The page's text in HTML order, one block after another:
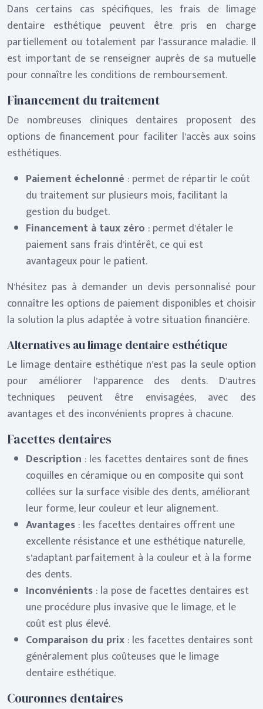
Dans certains cas spécifiques, les frais de limage
dentaire esthétique peuvent être pris en charge
partiellement ou totalement par l’assurance maladie. Il
est important de se renseigner auprès de sa mutuelle
pour connaître les conditions de remboursement.
Financement du traitement
De nombreuses cliniques dentaires proposent des
options de financement pour faciliter l’accès aux soins
esthétiques.
Paiement échelonné : permet de répartir le coût
du traitement sur plusieurs mois, facilitant la
gestion du budget.
Financement à taux zéro : permet d’étaler le
paiement sans frais d’intérêt, ce qui est
avantageux pour le patient.
N’hésitez pas à demander un devis personnalisé pour
connaître les options de paiement disponibles et choisir
la solution la plus adaptée à votre situation financière.
Alternatives au limage dentaire esthétique
Le limage dentaire esthétique n’est pas la seule option
pour améliorer l’apparence des dents. D’autres
techniques peuvent être envisagées, avec des
avantages et des inconvénients propres à chacune.
Facettes dentaires
Description : les facettes dentaires sont de fines
coquilles en céramique ou en composite qui sont
collées sur la surface visible des dents, améliorant
leur forme, leur couleur et leur alignement.
Avantages : les facettes dentaires offrent une
excellente résistance et une esthétique naturelle,
s’adaptant parfaitement à la couleur et à la forme
des dents.
Inconvénients : la pose de facettes dentaires est
une procédure plus invasive que le limage, et le
coût est plus élevé.
Comparaison du prix : les facettes dentaires sont
généralement plus coûteuses que le limage
dentaire esthétique.
Couronnes dentaires